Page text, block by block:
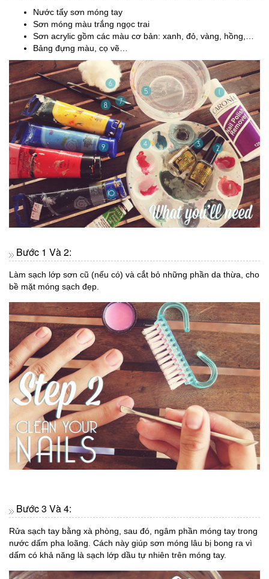
Nước tẩy sơn móng tay
Sơn móng màu trắng ngọc trai
Sơn acrylic gồm các màu cơ bản: xanh, đỏ, vàng, hồng,…
Bảng đựng màu, cọ vẽ…
Bước 1 Và 2:
Làm sạch lớp sơn cũ (nếu có) và cắt bỏ những phần da thừa, cho
bề mặt móng sạch đẹp.
Bước 3 Và 4:
Rửa sạch tay bằng xà phòng, sau đó, ngâm phần móng tay trong
nước dấm pha loãng. Cách này giúp sơn móng lâu bị bong ra vì
dấm có khả năng là sạch lớp dầu tự nhiên trên móng tay.